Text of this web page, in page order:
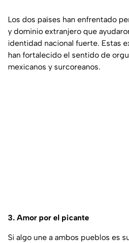
Los dos países han enfrentado
y dominio extranjero que
identidad nacional fuerte. Estas
han fortalecido el sentido de
mexicanos y surcoreanos.
3. Amor por el picante
Si algo une a ambos pueblos es